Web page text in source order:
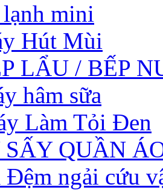
mini
Hút Mùi
LẨU / BẾP
hâm sữa
Làm Tỏi Đen
QUẦN
Đệm ngải cứu